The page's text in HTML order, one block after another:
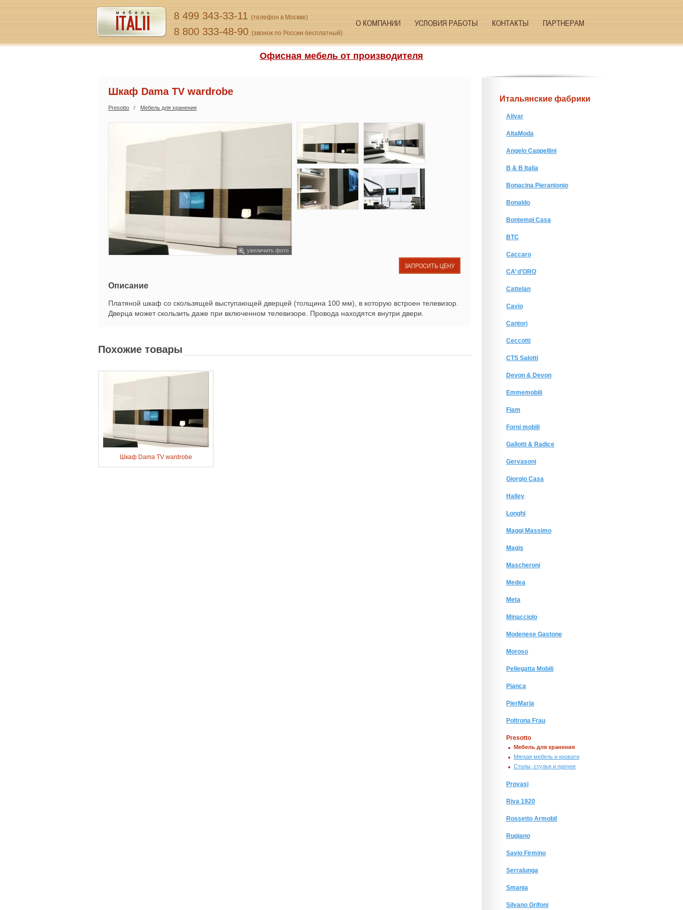
8 499 343-33-11 (телефон в Москве)
8 800 333-48-90 (звонок по России бесплатный)
О КОМПАНИИ УСЛОВИЯ РАБОТЫ КОНТАКТЫ ПАРТНЕРАМ
Офисная мебель от производителя
Шкаф Dama TV wardrobe
Presotto Мебель для хранения
увеличить фото
ЗАПРОСИТЬ ЦЕНУ
Описание
Платяной шкаф со скользящей выступающей дверцей (толщина 100 мм), в которую встроен телевизор.
Дверца может скользить даже при включенном телевизоре. Провода находятся внутри двери.
Похожие товары
Шкаф Dama TV wardrobe
Итальянские фабрики
Alivar
AltaModa
Angelo Cappellini
B & B Italia
Bonacina Pierantonio
Bonaldo
Bontempi Casa
BTC
Caccaro
CA’ d’ORO
Cattelan
Cavio
Cantori
Ceccotti
CTS Salotti
Devon & Devon
Emmemobili
Fiam
Forni mobili
Gallotti & Radice
Gervasoni
Giorgio Сasa
Halley
Longhi
Maggi Massimo
Magis
Mascheroni
Medea
Meta
Minacciolo
Modenese Gastone
Moroso
Pellegatta Mobili
Pianca
PierMaria
Poltrona Frau
Presotto
Мебель для хранения
Мягкая мебель и кровати
Столы, стулья и прочее
Provasi
Riva 1920
Rossetto Armobil
Rugiano
Savio Firmino
Serralunga
Smania
Silvano Grifoni